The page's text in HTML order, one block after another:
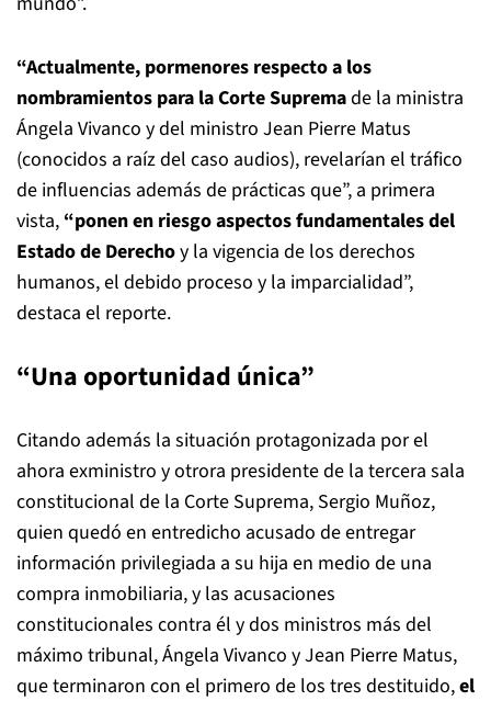
“Actualmente, pormenores respecto a los
nombramientos para la Corte Supremade la ministra
Ángela Vivanco y del ministro Jean Pierre Matus
(conocidos a raíz del caso audios), revelarían el tráfico
de influencias además de prácticas que”, a primera
vista, “ponen en riesgo aspectos fundamentales del
Estado de Derechoy la vigencia de los derechos
humanos, el debido proceso y la imparcialidad”,
destaca el reporte.
“Una oportunidad única”
Citando además la situación protagonizada por el
ahora exministro y otrora presidente de la tercera sala
constitucional de la Corte Suprema, Sergio Muñoz,
quien quedó en entredicho acusado de entregar
información privilegiada a su hija en medio de una
compra inmobiliaria, y las acusaciones
constitucionales contra él y dos ministros más del
máximo tribunal, Ángela Vivanco y Jean Pierre Matus,
que terminaron con el primero de los tres destituido,el